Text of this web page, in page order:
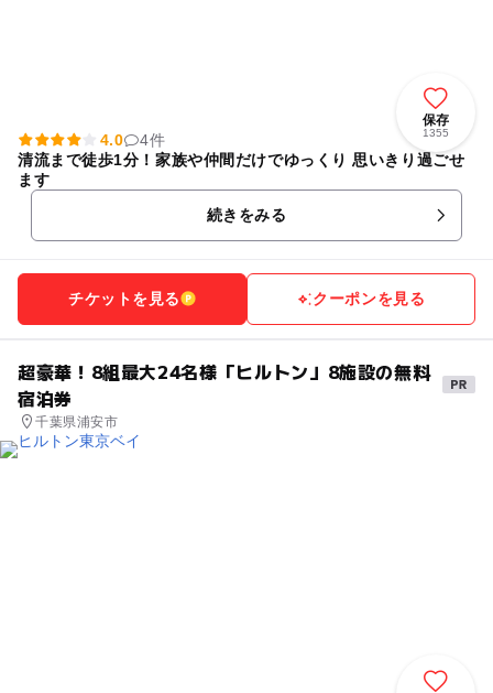
保存
1355
4.0
4件
清流まで徒歩1分！家族や仲間だけでゆっくり 思いきり過ごせ
ます
続きをみる
チケットを見る クーポンを見る
超豪華！8組最大24名様「ヒルトン」8施設の無料
宿泊券
千葉県浦安市